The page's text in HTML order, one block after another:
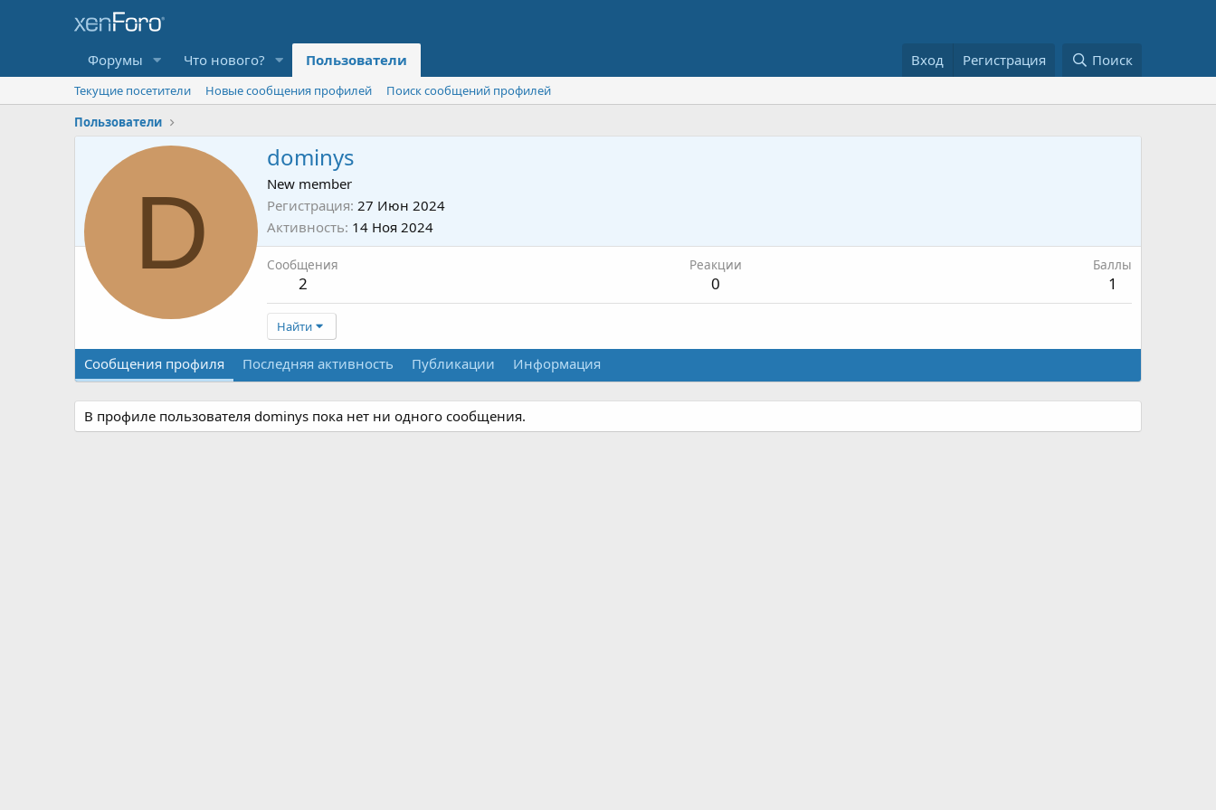
Форумы Что нового? Пользователи Вход Регистрация Поиск
Текущие посетители Новые сообщения профилей
Поиск сообщений профилей
Пользователи
D
dominys
New member
Регистрация 27 Июн 2024
Активность 14 Ноя 2024
Сообщения
2
Реакции
0
Баллы
1
Найти
Сообщения профиля Последняя активность Публикации Информация
В профиле пользователя dominys пока нет ни одного сообщения.